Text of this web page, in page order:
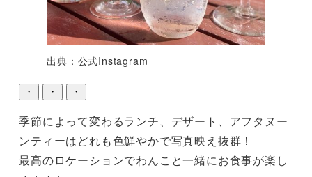
出典：公式Instagram
・ ・ ・
季節によって変わるランチ、デザート、アフタヌー
ンティーはどれも色鮮やかで写真映え抜群！
最高のロケーションでわんこと一緒にお食事が楽し